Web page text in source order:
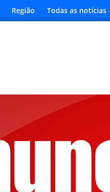
Região Todas as notícias